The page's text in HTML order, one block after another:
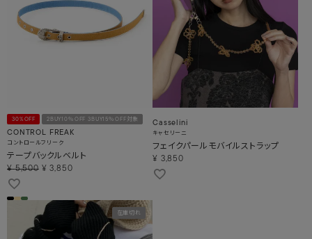
30%OFF 2BUY10％OFF 3BUY15％OFF対象
CONTROL FREAK
コントロールフリーク
テープバックルベルト
¥ 5,500 ¥ 3,850
Casselini
キャセリーニ
フェイクパールモバイルストラップ
¥ 3,850
在庫切れ